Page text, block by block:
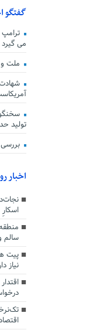
گفتگو
می گیرد
ملت و
تولید حداکثر ۲۵ درصد
اخبار
سالم
پیت
نیاز